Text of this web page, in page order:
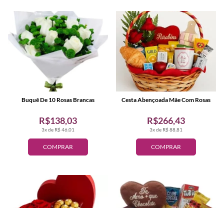
COMPRAR
3x de R$ 46,01
R$138,03
Buquê De 10 Rosas Brancas
COMPRAR
3x de R$ 88,81
R$266,43
Cesta Abençoada Mãe Com Rosas